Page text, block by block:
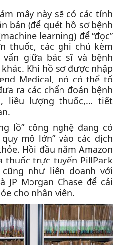
mây này sẽ có các tính
bản (để quét hồ sơ bệnh
learning) để “đọc”
thuốc, các ghi chú kèm
giữa bác sĩ và bệnh
Khi hồ sơ được nhập
Medical, nó có thể tổ
ra các chẩn đoán bệnh
liều lượng thuốc,... tiết
lồ” công nghệ đang có
mô lớn” vào các dịch
Hồi đầu năm Amazon
thuốc trực tuyến PillPack
như liên doanh với
JP Morgan Chase để cải
cho nhân viên.